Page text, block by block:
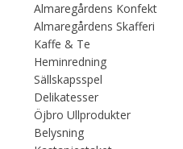
Almaregårdens Konfekt
Almaregårdens Skafferi
Kaffe & Te
Heminredning
Sällskapsspel
Delikatesser
Öjbro Ullprodukter
Belysning